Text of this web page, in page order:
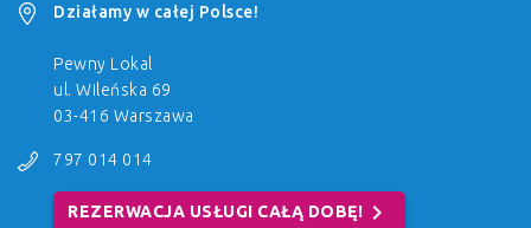
Działamy w całej Polsce!
Pewny Lokal
ul. Wileńska 69
03-416 Warszawa
797 014 014
REZERWACJA USŁUGI CAŁĄ DOBĘ! chevron_right